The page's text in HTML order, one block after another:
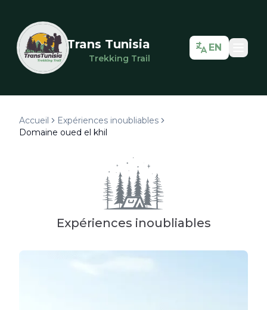
Trans Tunisia
Trekking Trail
EN
Accueil
Expériences inoubliables
Domaine oued el khil
Expériences inoubliables